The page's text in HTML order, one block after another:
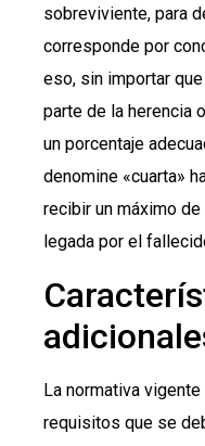
sobreviviente, para
corresponde por
eso, sin importar
parte de la herencia
un porcentaje
denomine «cuarta»
recibir un máximo
legada por el
La normativa
requisitos que se